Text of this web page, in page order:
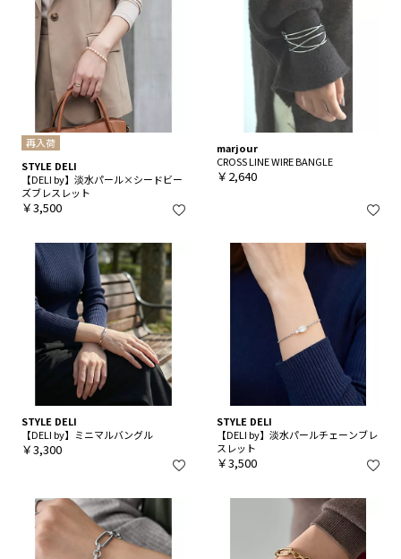
再入荷
STYLE DELI
【DELI by】淡水パール×シードビー
ズブレスレット
￥3,500
marjour
CROSS LINE WIRE BANGLE
￥2,640
STYLE DELI
【DELI by】ミニマルバングル
￥3,300
STYLE DELI
【DELI by】淡水パールチェーンブレ
スレット
￥3,500